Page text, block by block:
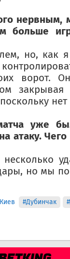
нервным,
больше
но, как я
ворот.
уже
атаку.
но мы
#Дубинчак